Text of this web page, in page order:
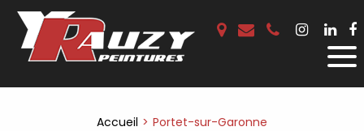
Accueil Portet-sur-Garonne